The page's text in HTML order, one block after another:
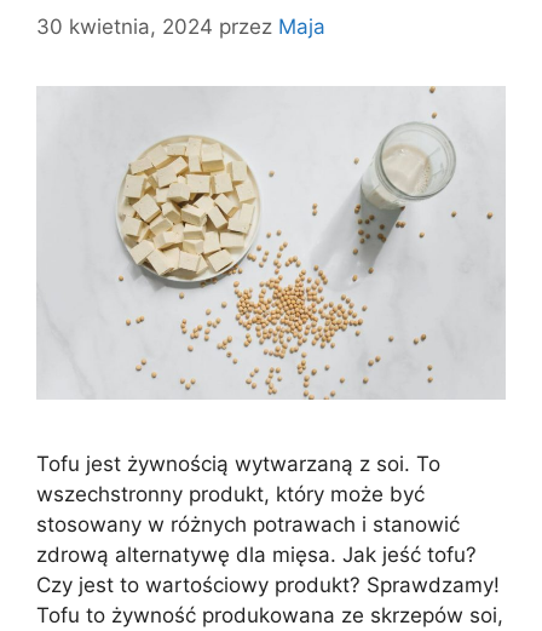
30 kwietnia, 2024 przez Maja
Tofu jest żywnością wytwarzaną z soi. To
wszechstronny produkt, który może być
stosowany w różnych potrawach i stanowić
zdrową alternatywę dla mięsa. Jak jeść tofu?
Czy jest to wartościowy produkt? Sprawdzamy!
Tofu to żywność produkowana ze skrzepów soi,